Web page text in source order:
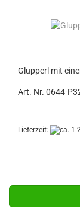
Glupperl mit
Art. Nr. 0644-
Lieferzeit: